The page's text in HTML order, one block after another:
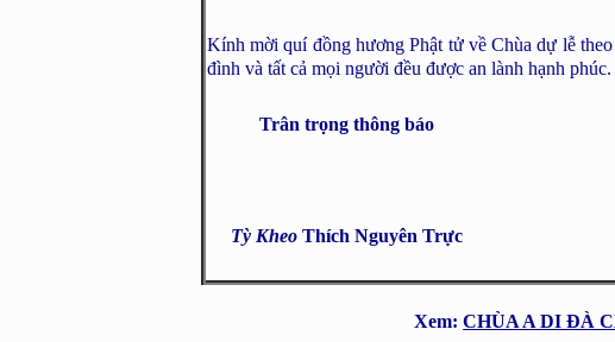
Kính mời quí đồng hương Phật tử về Chùa dự lễ
đình và tất cả mọi người đều được an lành hạnh phúc.
Trân trọng thông báo
Tỳ Kheo Thích Nguyên Trực
Xem:CHÙA A DI ĐÀ